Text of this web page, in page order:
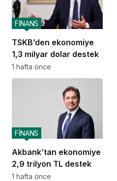
TSKB’den ekonomiye
1,3 milyar dolar destek
FİNANS
1 hafta önce
Akbank’tan ekonomiye
2,9 trilyon TL destek
FİNANS
1 hafta önce